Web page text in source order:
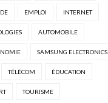
EMPLOI INTERNET
AUTOMOBILE
SAMSUNG ELECTRONICS
TÉLÉCOM ÉDUCATION
TOURISME